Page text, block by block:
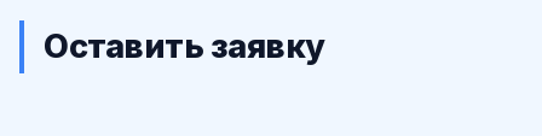
Оставить заявку